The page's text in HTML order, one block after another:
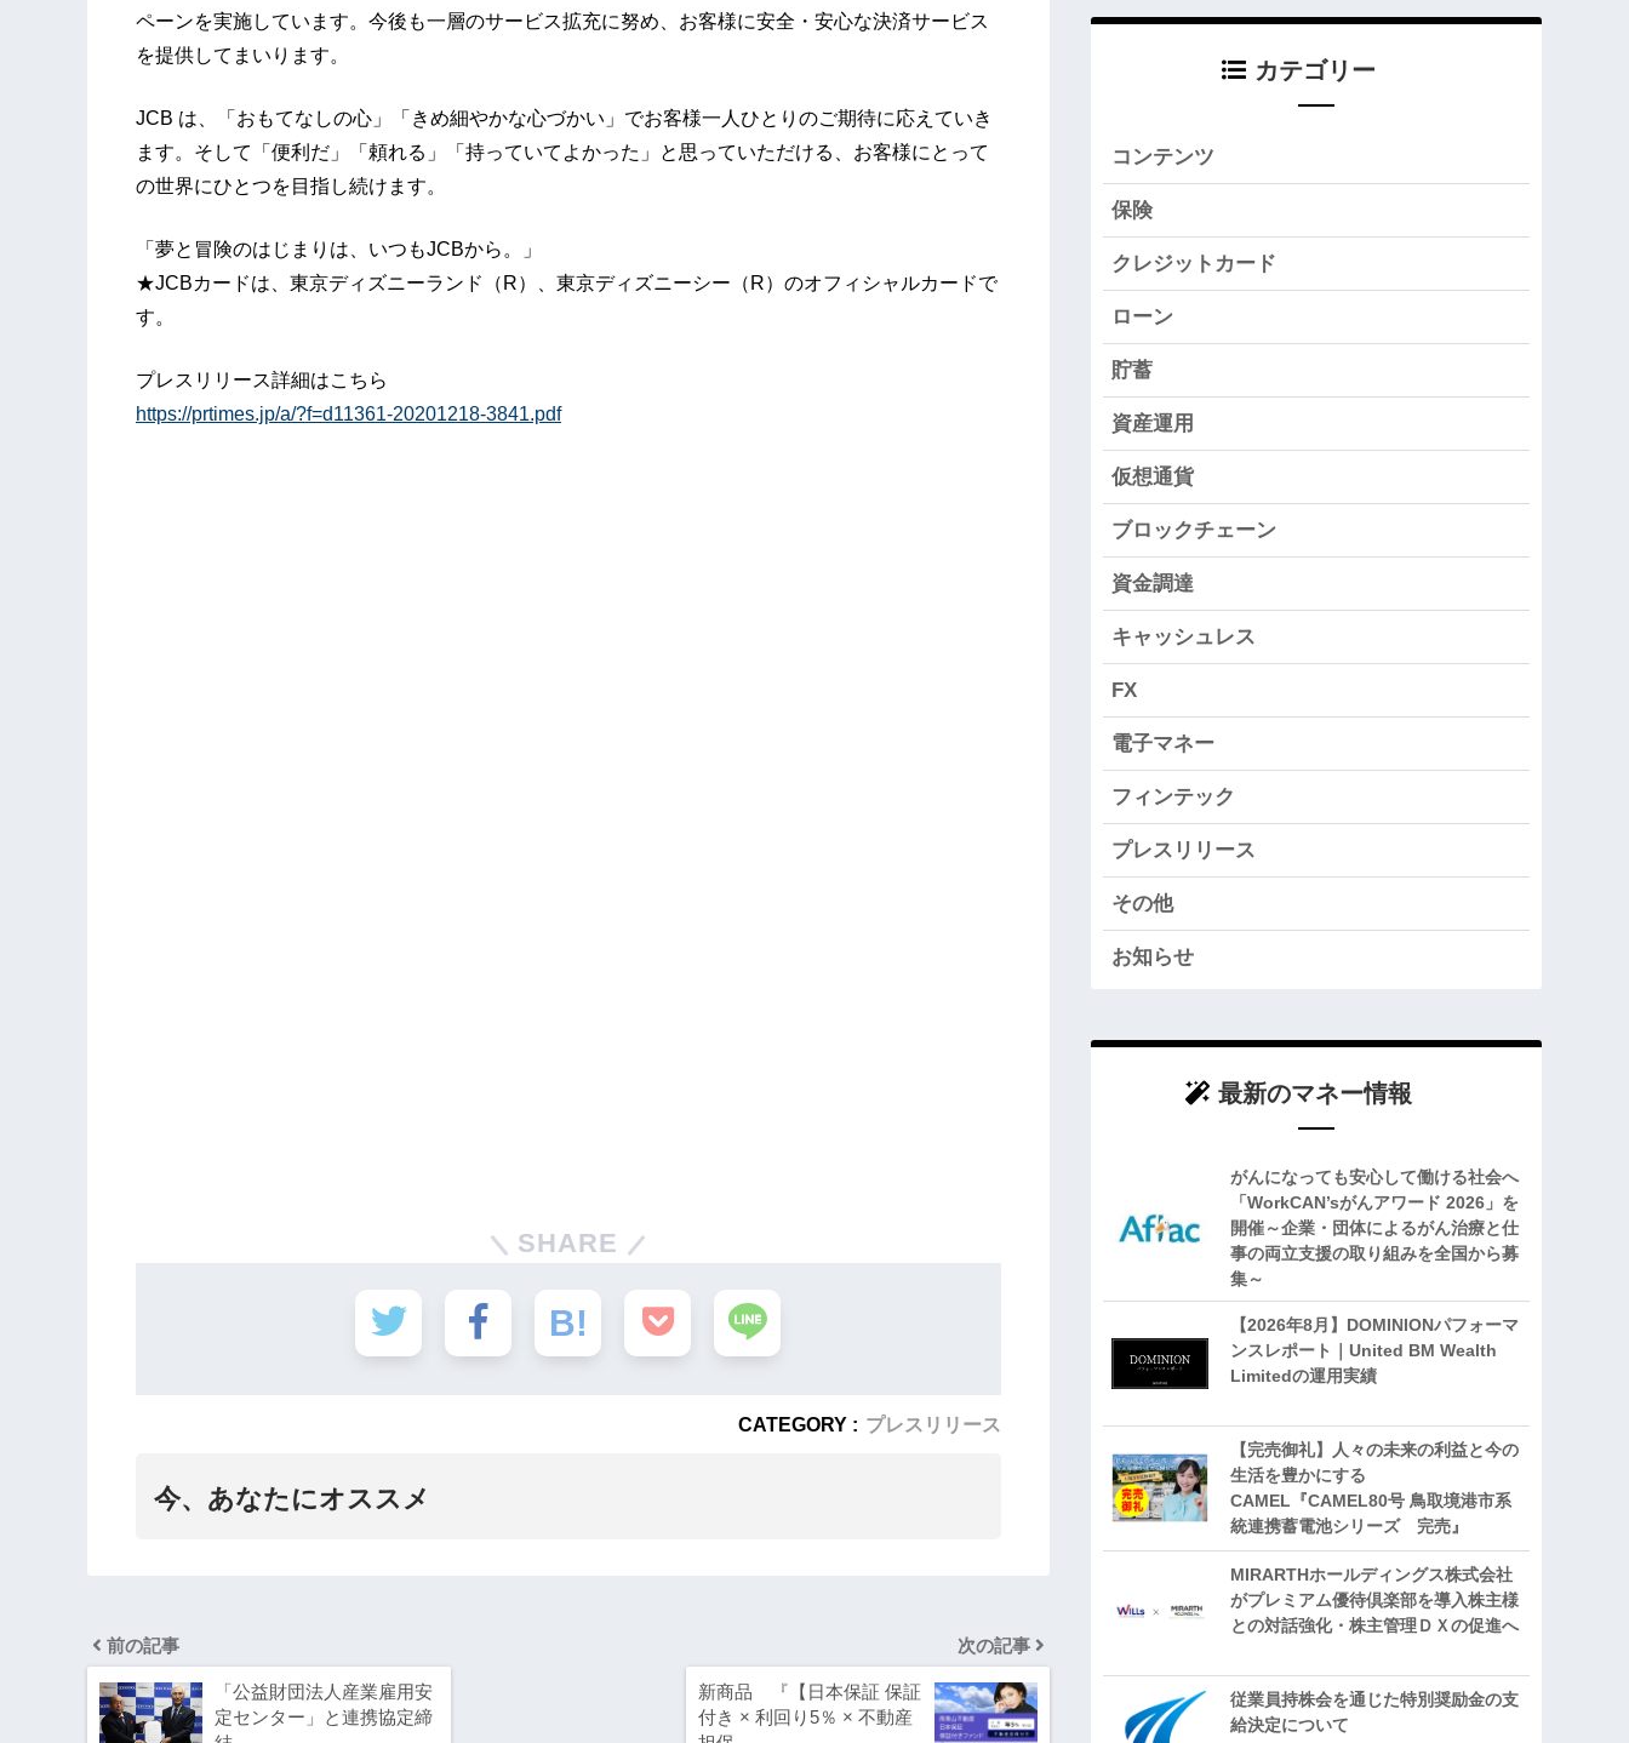
ペーンを実施しています。今後も一層のサービス拡充に努め、お客様に安全・安心な決済サービス
を提供してまいります。
JCB は、「おもてなしの心」「きめ細やかな心づかい」でお客様一人ひとりのご期待に応えていき
ます。そして「便利だ」「頼れる」「持っていてよかった」と思っていただける、お客様にとって
の世界にひとつを目指し続けます。
「夢と冒険のはじまりは、いつもJCBから。」
★JCBカードは、東京ディズニーランド（R）、東京ディズニーシー（R）のオフィシャルカードで
す。
プレスリリース詳細はこちら
https://prtimes.jp/a/?f=d11361-20201218-3841.pdf
SHARE
CATEGORY : プレスリリース
今、あなたにオススメ
前の記事
「公益財団法人産業雇用安
定センター」と連携協定締
次の記事
新商品 『【日本保証 保証
付き × 利回り5％ × 不動産
カテゴリー
コンテンツ
保険
クレジットカード
ローン
貯蓄
資産運用
仮想通貨
ブロックチェーン
資金調達
キャッシュレス
FX
電子マネー
フィンテック
プレスリリース
その他
お知らせ
最新のマネー情報
がんになっても安心して働ける社会へ
「WorkCAN’sがんアワード 2026」を
開催～企業・団体によるがん治療と仕
事の両立支援の取り組みを全国から募
集～
【2026年8月】DOMINIONパフォーマ
ンスレポート｜United BM Wealth
Limitedの運用実績
【完売御礼】人々の未来の利益と今の
生活を豊かにする
CAMEL『CAMEL80号 鳥取境港市系
統連携蓄電池シリーズ 完売』
MIRARTHホールディングス株式会社
がプレミアム優待倶楽部を導入株主様
との対話強化・株主管理ＤＸの促進へ
従業員持株会を通じた特別奨励金の支
給決定について